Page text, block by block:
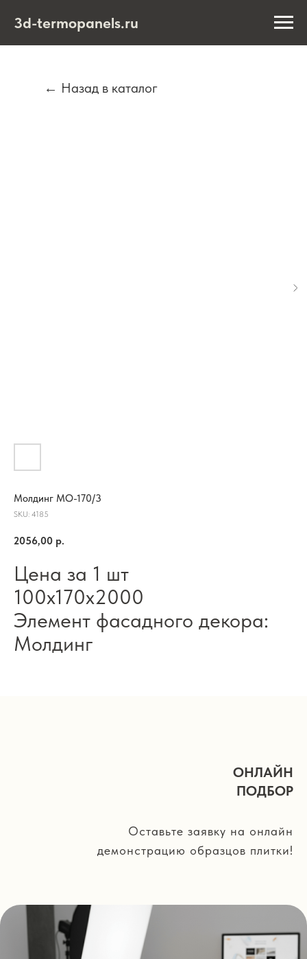
3d-termopanels.ru
← Назад в каталог
Молдинг МО-170/3
SKU: 4185
2056,00 р.
Цена за 1 шт
100х170х2000
Элемент фасадного декора:
Молдинг
ОНЛАЙН
ПОДБОР
Оставьте заявку на онлайн
демонстрацию образцов плитки!